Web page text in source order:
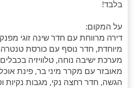
בלבד!
על המקום:
דירה מרווחת עם חדר שינה זוגי
מיוחדת, חדר נוסף עם כורסת
מערכת ישיבה נוחה, טלוויזיה
מאובזר עם מקרר מיני בר, פינת אוכל
הגשה, חדר רחצה נקי, מגבות נקיות